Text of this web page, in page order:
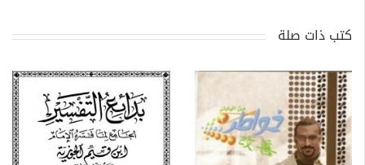
كتب ذات صلة